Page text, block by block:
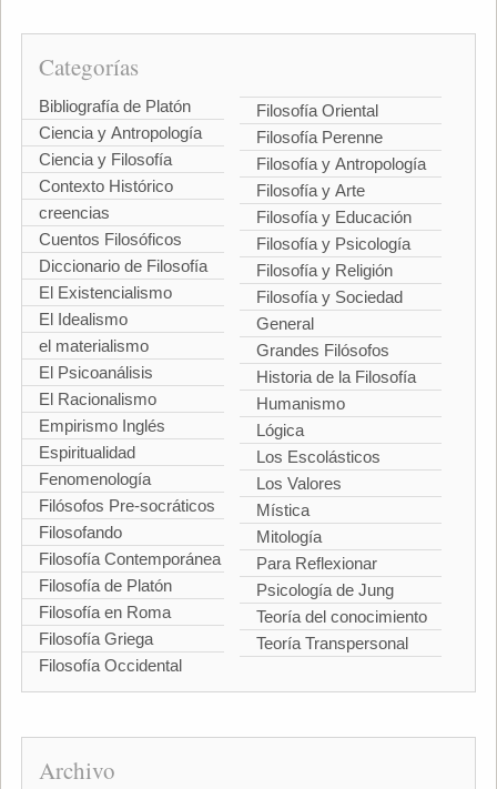
Categorías
Bibliografía de Platón
Ciencia y Antropología
Ciencia y Filosofía
Contexto Histórico
creencias
Cuentos Filosóficos
Diccionario de Filosofía
El Existencialismo
El Idealismo
el materialismo
El Psicoanálisis
El Racionalismo
Empirismo Inglés
Espiritualidad
Fenomenología
Filósofos Pre-socráticos
Filosofando
Filosofía Contemporánea
Filosofía de Platón
Filosofía en Roma
Filosofía Griega
Filosofía Occidental
Filosofía Oriental
Filosofía Perenne
Filosofía y Antropología
Filosofía y Arte
Filosofía y Educación
Filosofía y Psicología
Filosofía y Religión
Filosofía y Sociedad
General
Grandes Filósofos
Historia de la Filosofía
Humanismo
Lógica
Los Escolásticos
Los Valores
Mística
Mitología
Para Reflexionar
Psicología de Jung
Teoría del conocimiento
Teoría Transpersonal
Archivo